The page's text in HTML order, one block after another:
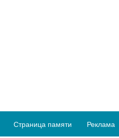
Страница памяти Реклама